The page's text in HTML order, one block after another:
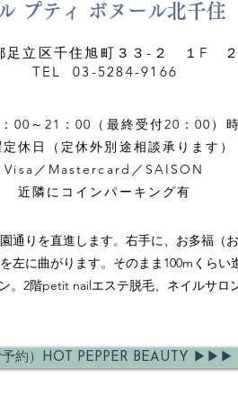
ル プティ ボヌール北千住
足立区千住旭町３３-２ １F
TEL 03-5284-9166
00～21：00（最終受付20：00）
定休日（定休外別途相談承ります）
Visa／Mastercard／SAISON
近隣にコインパーキング有
通りを直進します。右手に、お多福（
左に曲がります。そのまま100mくら
。2階petit nailエステ脱毛、ネイルサロ
予約）HOT PEPPER BEAUTY ▶︎▶︎▶︎